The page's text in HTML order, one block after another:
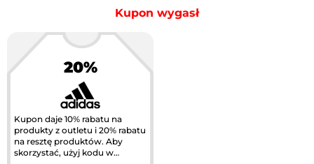
Kupon wygasł
20%
Kupon daje 10% rabatu na
produkty z outletu i 20% rabatu
na resztę produktów. Aby
skorzystać, użyj kodu w